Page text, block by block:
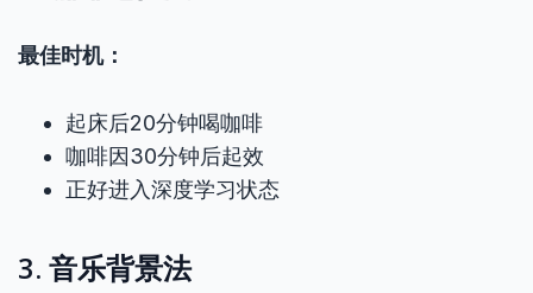
最佳时机：
起床后20分钟喝咖啡
咖啡因30分钟后起效
正好进入深度学习状态
3. 音乐背景法